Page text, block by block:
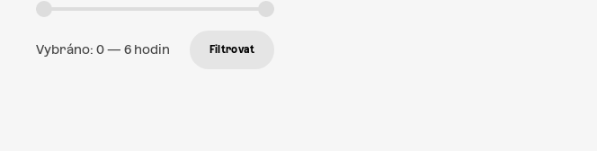
Vybráno: 0— 6 hodin Filtrovat